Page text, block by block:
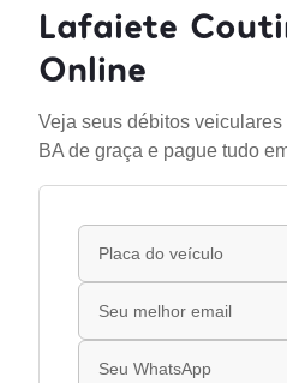
Lafaiete
Online
Veja seus débitos
BA de graça e pague tudo